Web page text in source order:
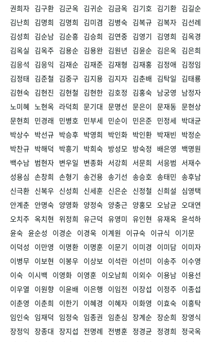
권희자 김구환 김군옥 김귀순 김금옥 김기호 김기환 김길순
김난희
김명희 김명희 김미겸 김병숙 김복규 김복자 김선례
김성희
김순남 김순흥 김승희 김연중 김영기 김영희
김옥경
김옥실
김옥주 김용순 김용완 김원년 김윤순 김은옥 김은희
김응석
김응익 김재순 김재준 김재형 김재홍 김정애 김정임
김정태 김준철 김중구 김지용 김지자 김춘배 김탁일
김태룡
김현숙 김현진 김현철 김현한 김호정 김홍숙 남궁영
남정자
노미혜 노현옥 라덕희 문기대 문명선 문은이 문재동 문현상
문현희
민경래 민병호 민부세 민순이 민은준 민정세 박대균
박상수 박선규 박승후 박영희 박인화 박인환 박재빈
박정순
박찬규 박해덕 박흥기 박희숙 방성모 방숙정 배은영
백명원
백수남 범현자 변우일 변종화 서강희 서문희 서응범
서재수
성용심 손창희 손형기 송건용 송기선 송승호 송태민 송후남
신극환 신복우 신성희 신세훈 신은순 신정철 신희설
심영택
안계춘 안명숙 양영화 양정숙 양충근 양홍모 오남균 오대연
오치주 옥치현 위정희 유근덕 유영미 유인현 유재옥 윤석하
윤숙 윤순성 이경순 이경욱 이계원 이규숙 이규식
이기문
이덕성
이만영 이명환 이명훈 이문기 이미경 이미담 이미자
이병무 이보현 이봉우 이상보 이석란 이선미 이송주 이수영
이숙 이시백 이영화 이영훈 이오남희 이외수 이용남 이용선
이우열
이원향 이윤배 이은행 이임전 이장섭 이정주 이종섭
이춘영
이춘희 이한기 이혜경 이혜자 이화영 이효숙 이흥탁
임인숙 임재덕 임정숙 임종권 임춘심 장계순 장순희 장영식
장정익 장종대 장지섭 전명례 전병훈 정경균 정경희
정국옥